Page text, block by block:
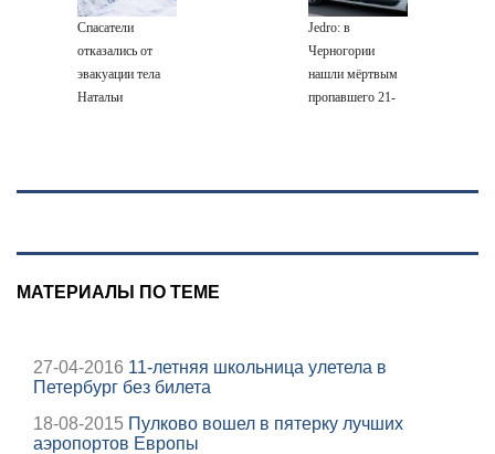
Новости
Спасатели
отказались от
эвакуации тела
Натальи
Jedro: в
Черногории
нашли мёртвым
пропавшего 21-
МАТЕРИАЛЫ ПО ТЕМЕ
27-04-2016 11-летняя школьница улетела в
Петербург без билета
18-08-2015 Пулково вошел в пятерку лучших
аэропортов Европы